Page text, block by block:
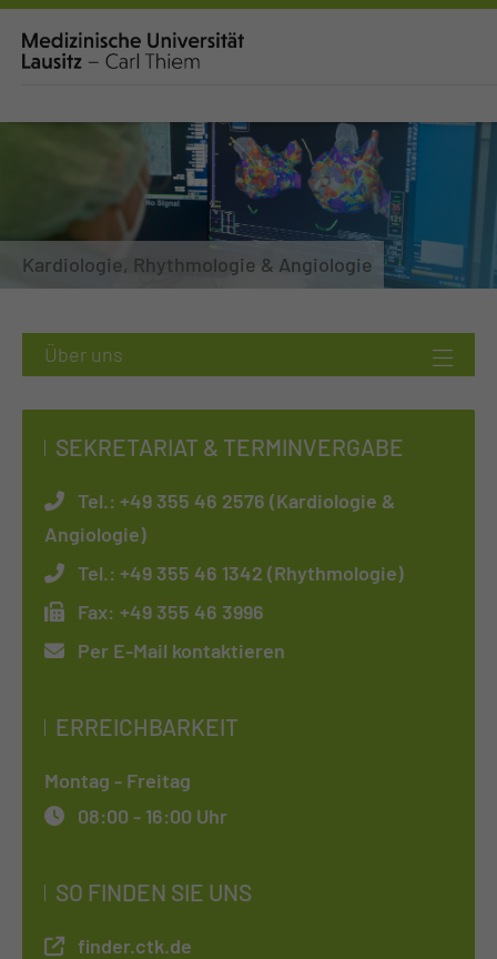
Kardiologie, Rhythmologie & Angiologie
SEKRETARIAT & TERMINVERGABE
Tel.: +49 355 46 2576 (Kardiologie &
Angiologie)
Tel.: +49 355 46 1342 (Rhythmologie)
Fax: +49 355 46 3996
Per E-Mail kontaktieren
ERREICHBARKEIT
Montag - Freitag
08:00 - 16:00 Uhr
SO FINDEN SIE UNS
finder.ctk.de